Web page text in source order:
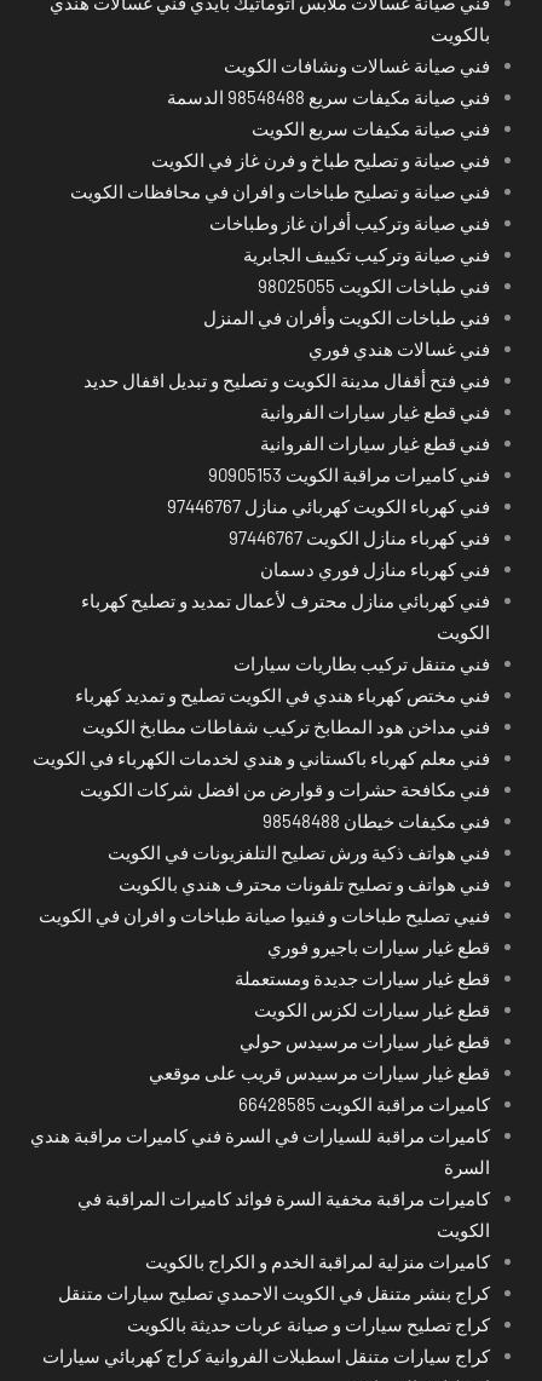
بالكويت
فني صيانة غسالات ونشافات الكويت
فني صيانة مكيفات سريع 98548488 الدسمة
فني صيانة مكيفات سريع الكويت
فني صيانة و تصليح طباخ و فرن غاز في الكويت
فني صيانة و تصليح طباخات و افران في محافظات الكويت
فني صيانة وتركيب أفران غاز وطباخات
فني صيانة وتركيب تكييف الجابرية
فني طباخات الكويت 98025055
فني طباخات الكويت وأفران في المنزل
فني غسالات هندي فوري
فني فتح أقفال مدينة الكويت و تصليح و تبديل اقفال حديد
فني قطع غيار سيارات الفروانية
فني قطع غيار سيارات الفروانية
فني كاميرات مراقبة الكويت 90905153
فني كهرباء الكويت كهربائي منازل 97446767
فني كهرباء منازل الكويت 97446767
فني كهرباء منازل فوري دسمان
فني كهربائي منازل محترف لأعمال تمديد و تصليح كهرباء
الكويت
فني متنقل تركيب بطاريات سيارات
فني مختص كهرباء هندي في الكويت تصليح و تمديد كهرباء
فني مداخن هود المطابخ تركيب شفاطات مطابخ الكويت
فني معلم كهرباء باكستاني و هندي لخدمات الكهرباء في الكويت
فني مكافحة حشرات و قوارض من افضل شركات الكويت
فني مكيفات خيطان 98548488
فني هواتف ذكية ورش تصليح التلفزيونات في الكويت
فني هواتف و تصليح تلفونات محترف هندي بالكويت
فنيي تصليح طباخات و فنيوا صيانة طباخات و افران في الكويت
قطع غيار سيارات باجيرو فوري
قطع غيار سيارات جديدة ومستعملة
قطع غيار سيارات لكزس الكويت
قطع غيار سيارات مرسيدس حولي
قطع غيار سيارات مرسيدس قريب على موقعي
كاميرات مراقبة الكويت 66428585
كاميرات مراقبة للسيارات في السرة فني كاميرات مراقبة هندي
السرة
كاميرات مراقبة مخفية السرة فوائد كاميرات المراقبة في
الكويت
كاميرات منزلية لمراقبة الخدم و الكراج بالكويت
كراج بنشر متنقل في الكويت الاحمدي تصليح سيارات متنقل
كراج تصليح سيارات و صيانة عربات حديثة بالكويت
كراج سيارات متنقل اسطبلات الفروانية كراج كهربائي سيارات